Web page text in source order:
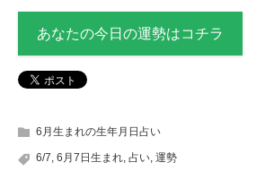
あなたの今日の運勢はコチラ
6月生まれの生年月日占い
6/7, 6月7日生まれ, 占い, 運勢